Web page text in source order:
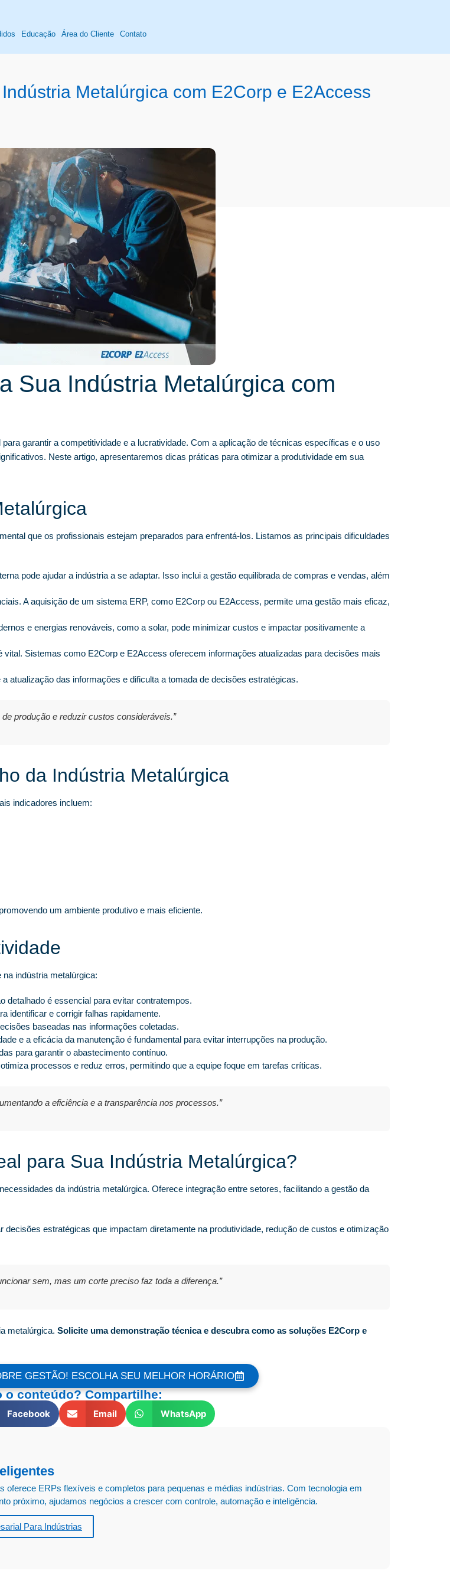
Educação Área do Cliente Contato
Metalúrgica com E2Corp e E2Access
Sua Indústria Metalúrgica com
garantir a competitividade e a lucratividade. Com a aplicação de técnicas específicas e o uso
Neste artigo, apresentaremos dicas práticas para otimizar a produtividade em sua
que os profissionais estejam preparados para enfrentá-los. Listamos as principais dificuldades
pode ajudar a indústria a se adaptar. Isso inclui a gestão equilibrada de compras e vendas, além
A aquisição de um sistema ERP, como E2Corp ou E2Access, permite uma gestão mais eficaz,
e energias renováveis, como a solar, pode minimizar custos e impactar positivamente a
vital. Sistemas como E2Corp e E2Access oferecem informações atualizadas para decisões mais
atualização das informações e dificulta a tomada de decisões estratégicas.
produção e reduzir custos consideráveis.”
da Indústria Metalúrgica
indicadores incluem:
um ambiente produtivo e mais eficiente.
indústria metalúrgica:
detalhado é essencial para evitar contratempos.
identificar e corrigir falhas rapidamente.
baseadas nas informações coletadas.
e a eficácia da manutenção é fundamental para evitar interrupções na produção.
para garantir o abastecimento contínuo.
processos e reduz erros, permitindo que a equipe foque em tarefas críticas.
a eficiência e a transparência nos processos.”
para Sua Indústria Metalúrgica?
da indústria metalúrgica. Oferece integração entre setores, facilitando a gestão da
estratégicas que impactam diretamente na produtividade, redução de custos e otimização
sem, mas um corte preciso faz toda a diferença.”
metalúrgica. Solicite uma demonstração técnica e descubra como as soluções E2Corp e
GESTÃO! ESCOLHA SEU MELHOR HORÁRIO
o conteúdo? Compartilhe:
Facebook Email WhatsApp
oferece ERPs flexíveis e completos para pequenas e médias indústrias. Com tecnologia em
próximo, ajudamos negócios a crescer com controle, automação e inteligência.
Para Indústrias